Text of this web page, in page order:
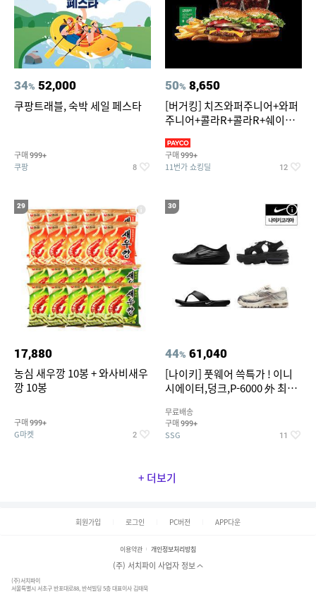
34% 52,000
쿠팡트래블, 숙박 세일 페스타
구매 999+
쿠팡 8
50% 8,650
[버거킹] 치즈와퍼주니어+와퍼
주니어+콜라R+콜라R+쉐이킹
구매 999+
11번가 쇼킹딜 12
29
17,880
농심 새우깡 10봉 + 와사비새우
깡 10봉
구매 999+
G마켓 2
30
44% 61,040
[나이키] 풋웨어 쓱특가 ! 이니
시에이터,덩크,P-6000 外 최대
무료배송
구매 999+
SSG 11
+ 더보기
회원가입 로그인 PC버전 APP다운
이용약관 개인정보처리방침
(주) 서치파이 사업자 정보
(주)서치파이
서울특별시 서초구 반포대로88, 반석빌딩 5층 대표이사 김태묵